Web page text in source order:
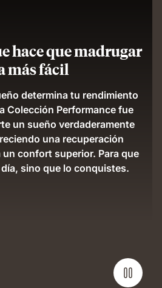
hace que madrugar
más fácil
determina tu rendimiento
Colección Performance fue
un sueño verdaderamente
una recuperación
confort superior. Para que
sino que lo conquistes.